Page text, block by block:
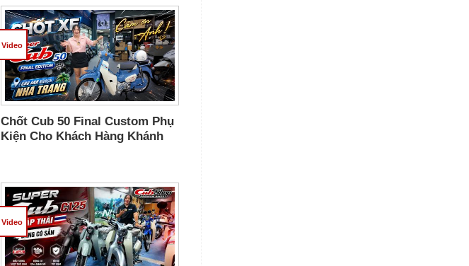
Chốt Cub 50 Final Custom Phụ
Kiện Cho Khách Hàng Khánh
Video
Video